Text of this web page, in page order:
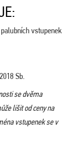
vstupenek
Sb.
se dvěma
lišit od ceny na
vstupenek se v